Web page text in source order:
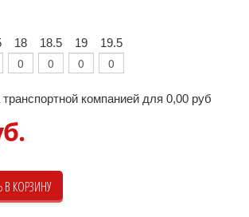
18 18.5 19 19.5
компанией для 0,00 руб